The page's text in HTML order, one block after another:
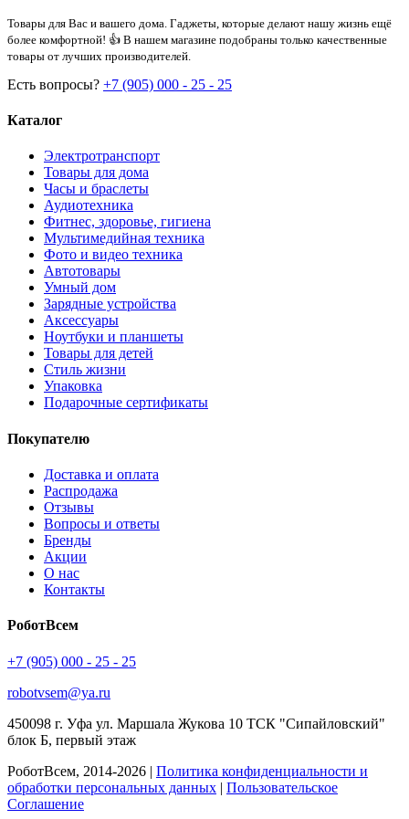
Товары для Вас и вашего дома. Гаджеты, которые делают нашу жизнь ещё
более комфортной! 👍 В нашем магазине подобраны только качественные
товары от лучших производителей.
Есть вопросы? +7 (905) 000 - 25 - 25
Каталог
Электротранспорт
Товары для дома
Часы и браслеты
Аудиотехника
Фитнес, здоровье, гигиена
Мультимедийная техника
Фото и видео техника
Автотовары
Умный дом
Зарядные устройства
Аксессуары
Ноутбуки и планшеты
Товары для детей
Стиль жизни
Упаковка
Подарочные сертификаты
Покупателю
Доставка и оплата
Распродажа
Отзывы
Вопросы и ответы
Бренды
Акции
О нас
Контакты
РоботВсем
+7 (905) 000 - 25 - 25
robotvsem@ya.ru
450098 г. Уфа ул. Маршала Жукова 10 ТСК "Сипайловский"
блок Б, первый этаж
РоботВсем, 2014-2026 | Политика конфиденциальности и
обработки персональных данных | Пользовательское
Соглашение